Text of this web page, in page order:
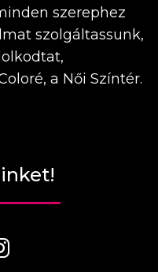
szerephez
szolgáltassunk,
a Női Színtér.